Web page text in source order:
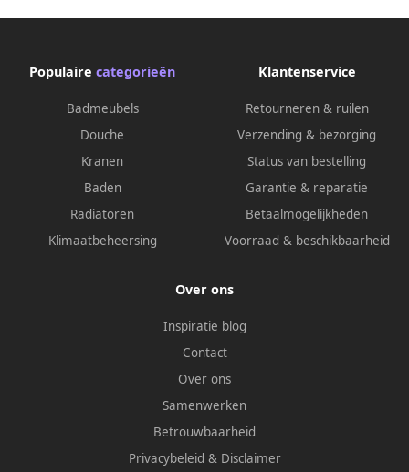
Populaire categorieën
Badmeubels
Douche
Kranen
Baden
Radiatoren
Klimaatbeheersing
Klantenservice
Retourneren & ruilen
Verzending & bezorging
Status van bestelling
Garantie & reparatie
Betaalmogelijkheden
Voorraad & beschikbaarheid
Over ons
Inspiratie blog
Contact
Over ons
Samenwerken
Betrouwbaarheid
Privacybeleid & Disclaimer